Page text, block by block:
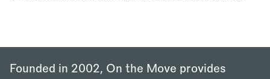
Founded in 2002, On the Move provides